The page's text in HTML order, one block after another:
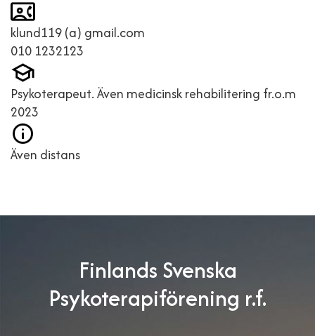
klund119 (a) gmail.com
010 1232123
Psykoterapeut. Även medicinsk rehabilitering fr.o.m
2023
Även distans
Finlands Svenska
Psykoterapiförening r.f.